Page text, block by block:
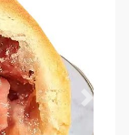
Next